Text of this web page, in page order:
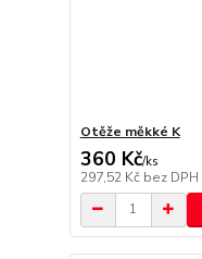
Otěže měkké K
360 Kč/ks
297,52 Kč bez DPH